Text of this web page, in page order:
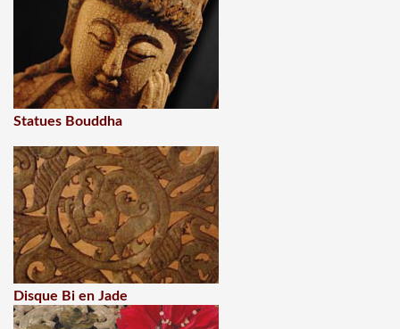
Statues Bouddha
Disque Bi en Jade